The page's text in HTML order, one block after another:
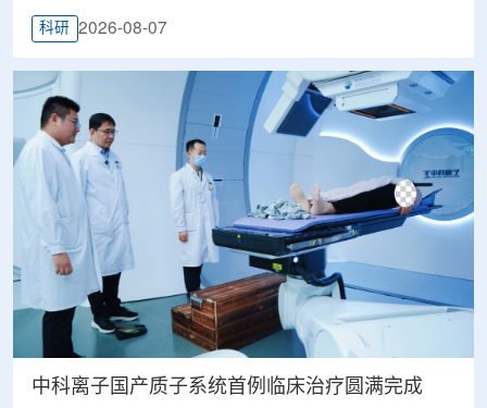
科研 2026-08-07
中科离子国产质子系统首例临床治疗圆满完成